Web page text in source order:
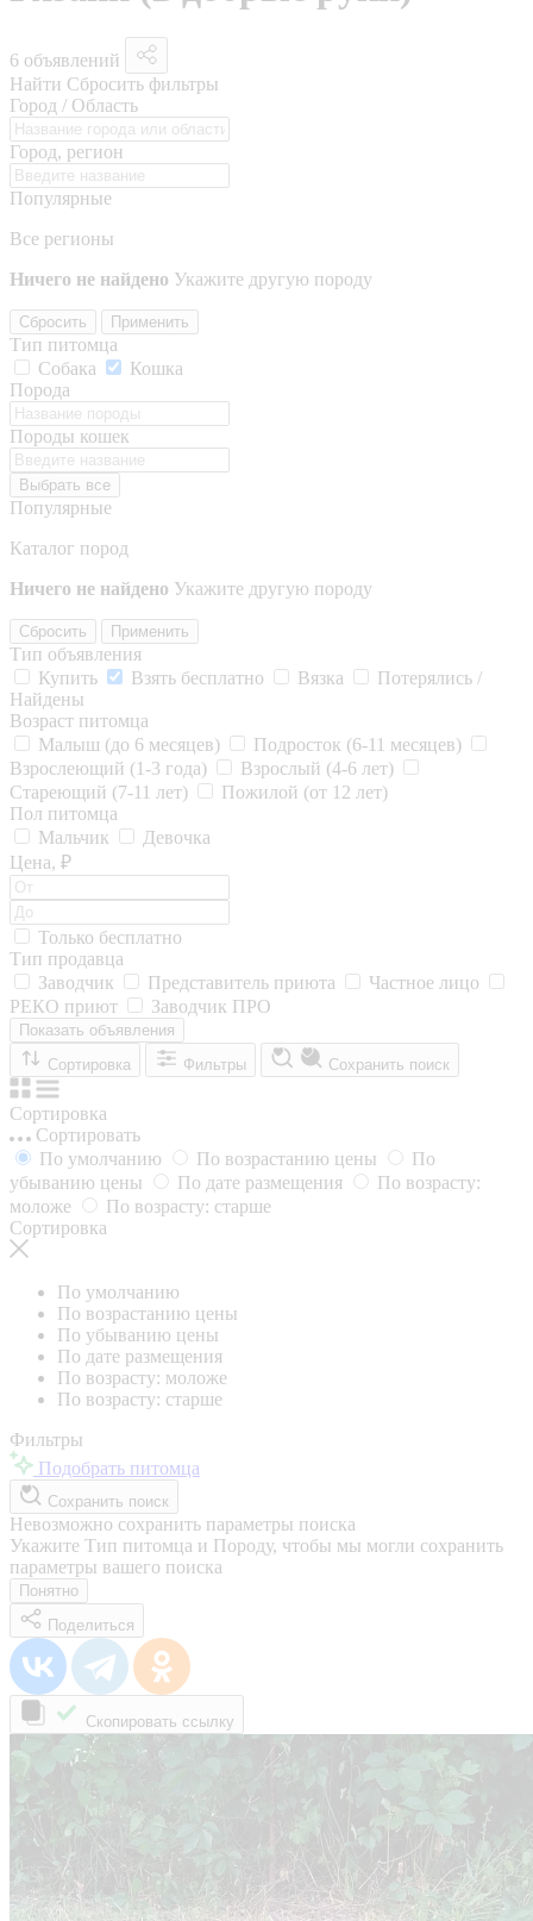
6 объявлений
Найти Сбросить фильтры
Город / Область
Город, регион
Популярные
Все регионы
Ничего не найдено Укажите другую породу
Сбросить Применить
Тип питомца
Собака
Кошка
Порода
Породы кошек
Выбрать все
Популярные
Каталог пород
Ничего не найдено Укажите другую породу
Сбросить Применить
Тип объявления
Купить
Взять бесплатно Вязка
Потерялись /
Найдены
Возраст питомца
Малыш (до 6 месяцев)
Подросток (6-11 месяцев)
Взрослеющий (1-3 года)
Взрослый (4-6 лет)
Стареющий (7-11 лет)
Пожилой (от 12 лет)
Пол питомца
Мальчик
Девочка
Цена, ₽
Только бесплатно
Тип продавца
Заводчик
Представитель приюта
Частное лицо
РЕКО приют
Заводчик ПРО
Показать объявления
Сортировка
Фильтры Сохранить поиск
Сортировка
Сортировать
По умолчанию
По возрастанию цены
По
убыванию цены
По дате размещения
По возрасту:
моложе
По возрасту: старше
Сортировка
По умолчанию
По возрастанию цены
По убыванию цены
По дате размещения
По возрасту: моложе
По возрасту: старше
Фильтры
Подобрать питомца
Сохранить поиск
Невозможно сохранить параметры поиска
Укажите Тип питомца и Породу, чтобы мы могли сохранить
параметры вашего поиска
Понятно
Поделиться
Скопировать ссылку